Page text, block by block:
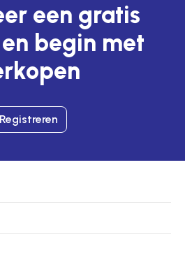
een gratis
begin met
Registreren